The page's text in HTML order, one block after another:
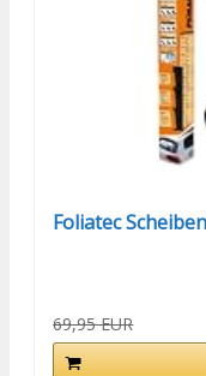
Foliatec
69,95 EUR